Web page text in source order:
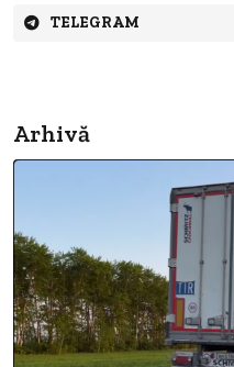
TELEGRAM
Arhivă